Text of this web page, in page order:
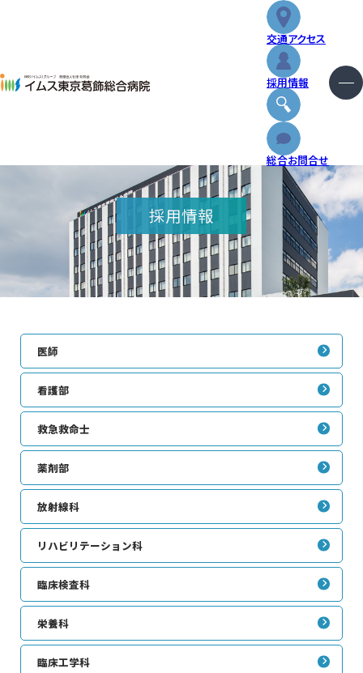
交通アクセス
採用情報
総合お問合せ
診療科・センター
健診・人間ドック
特長と取り組み
医療関係者の方へ
病院について
2026.01.30
採用情報
医師
看護部
救急救命士
薬剤部
放射線科
リハビリテーション科
臨床検査科
栄養科
臨床工学科